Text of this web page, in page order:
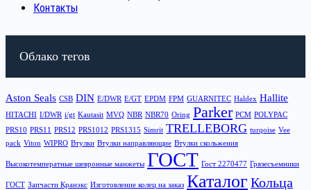
Контакты
Облако тегов
Aston Seals CSB DIN E/DWR E/GT EPDM FPM GUARNITEC Haldex Hallite
HITACHI I/DWR i/gt Kautasit MVQ NBR NBR70 Oring Parker PCM POLYPAC
PRS10 PRS11 PRS12 PRS1012 PRS1315 Simrit TRELLEBORG turqoise Vee
pack Viton WIPRO Втулки Втулки направляющие Втулки скольжения
Высокотемператные шевронные манжеты ГОСТ Гост 2270477 Грязесъемники
ГОСТ Запчасти Кранэкс Изготовление колец на заказ Каталог Кольца